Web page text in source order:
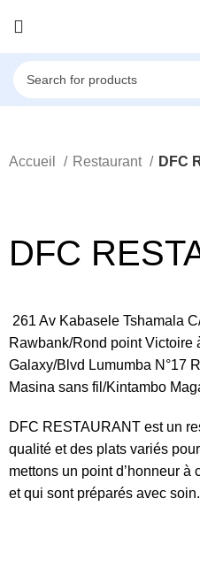
Accueil Restaurant DFC
DFC
261 Av Kabasele Tshamala
Rawbank/Rond point Victoire
Galaxy/Blvd Lumumba N°17
Masina sans fil/Kintambo
DFC RESTAURANT est un
qualité et des plats variés
mettons un point d’honneur
et qui sont préparés avec soin.